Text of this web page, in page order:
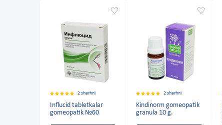
2 sharhni
Influcid tabletkalar
gomeopatik №60
2 sharhni
Kindinorm gomeopatik
granula 10 g.